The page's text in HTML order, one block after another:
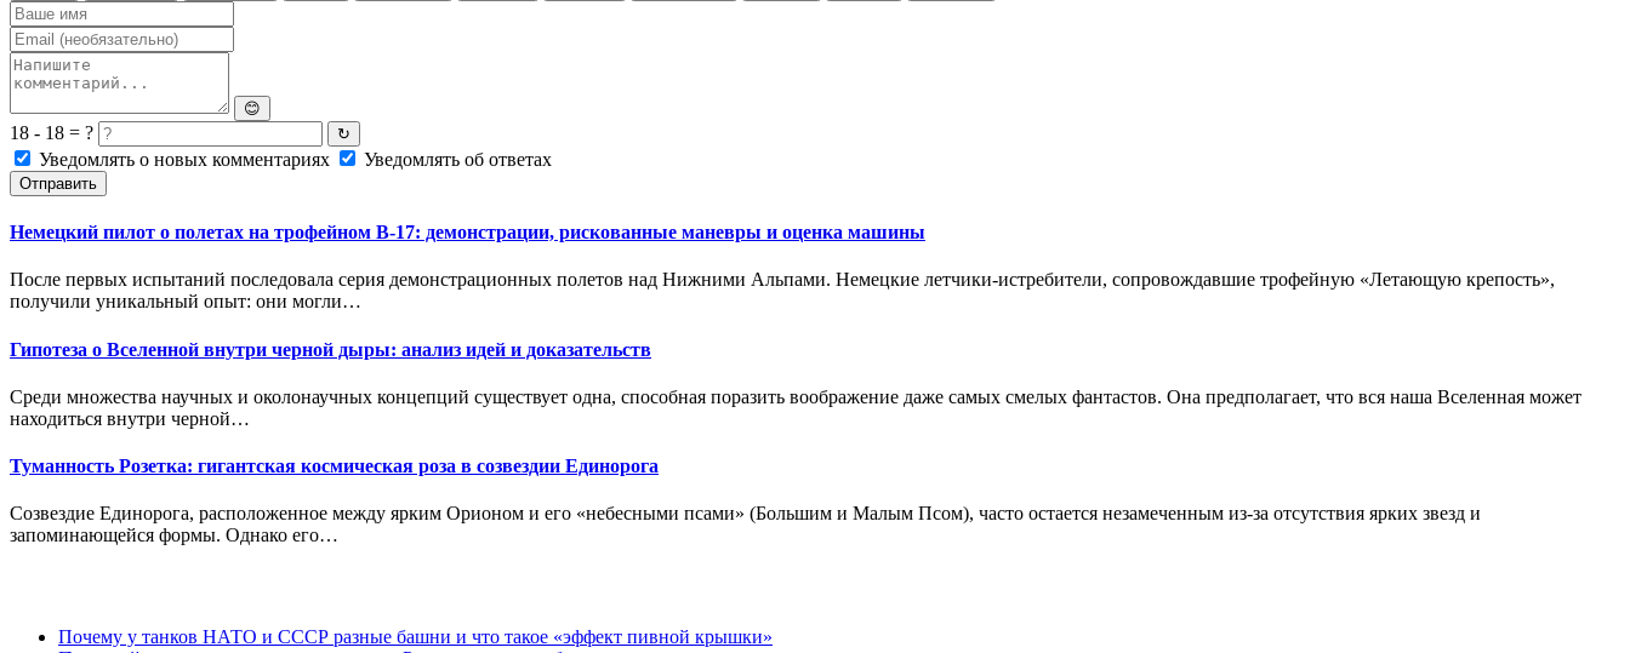
😊
18 - 18 = ? ↻
Уведомлять о новых комментариях Уведомлять об ответах
Отправить
Немецкий пилот о полетах на трофейном B-17: демонстрации, рискованные маневры и оценка машины
После первых испытаний последовала серия демонстрационных полетов над Нижними Альпами. Немецкие летчики-истребители, сопровождавшие трофейную «Летающую крепость»,
получили уникальный опыт: они могли…
Гипотеза о Вселенной внутри черной дыры: анализ идей и доказательств
Среди множества научных и околонаучных концепций существует одна, способная поразить воображение даже самых смелых фантастов. Она предполагает, что вся наша Вселенная может
находиться внутри черной…
Туманность Розетка: гигантская космическая роза в созвездии Единорога
Созвездие Единорога, расположенное между ярким Орионом и его «небесными псами» (Большим и Малым Псом), часто остается незамеченным из-за отсутствия ярких звезд и
запоминающейся формы. Однако его…
Почему у танков НАТО и СССР разные башни и что такое «эффект пивной крышки»